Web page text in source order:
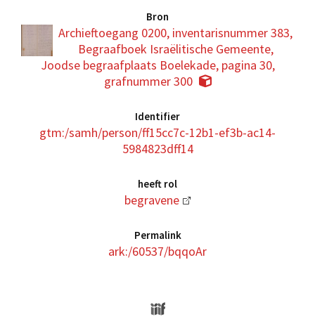
Bron
Archieftoegang 0200, inventarisnummer 383,
Begraafboek Israëlitische Gemeente,
Joodse begraafplaats Boelekade, pagina 30,
grafnummer 300
Identifier
gtm:/samh/person/ff15cc7c-12b1-ef3b-ac14-
5984823dff14
heeft rol
begravene
Permalink
ark:/60537/bqqoAr